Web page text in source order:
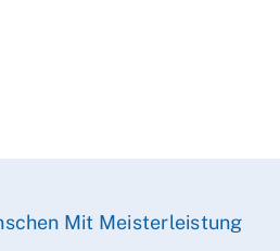
Mit Meisterleistung